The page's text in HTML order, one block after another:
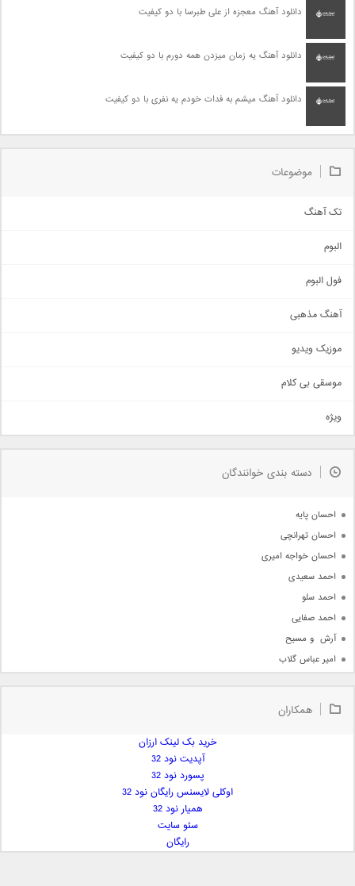
دانلود آهنگ معجزه از علی طبرسا با دو کیفیت
دانلود آهنگ یه زمان میزدن همه دورم با دو کیفیت
دانلود آهنگ میشم به فدات خودم یه نفری با دو کیفیت
موضوعات
تک آهنگ
اجتماعی
حماسی
سنتی
اهنگ بندرعباسی
دمو
مذهبی
جدیدترین ها
البوم
فول البوم
آهنگ مذهبی
موزیک ویدیو
موسقی بی کلام
ویژه
دسته بندی خوانندگان
احسان پایه
احسان تهرانچی
احسان خواجه امیری
احمد سعیدی
احمد سلو
احمد صفایی
آرش  و مسیح
امیر عباس گلاب
امیر علی
همکاران
خرید بک لینک ارزان
آپدیت نود 32
پسورد نود 32
اوکلی لایسنس رایگان نود 32
همیار نود 32
سئو سایت
رایگان